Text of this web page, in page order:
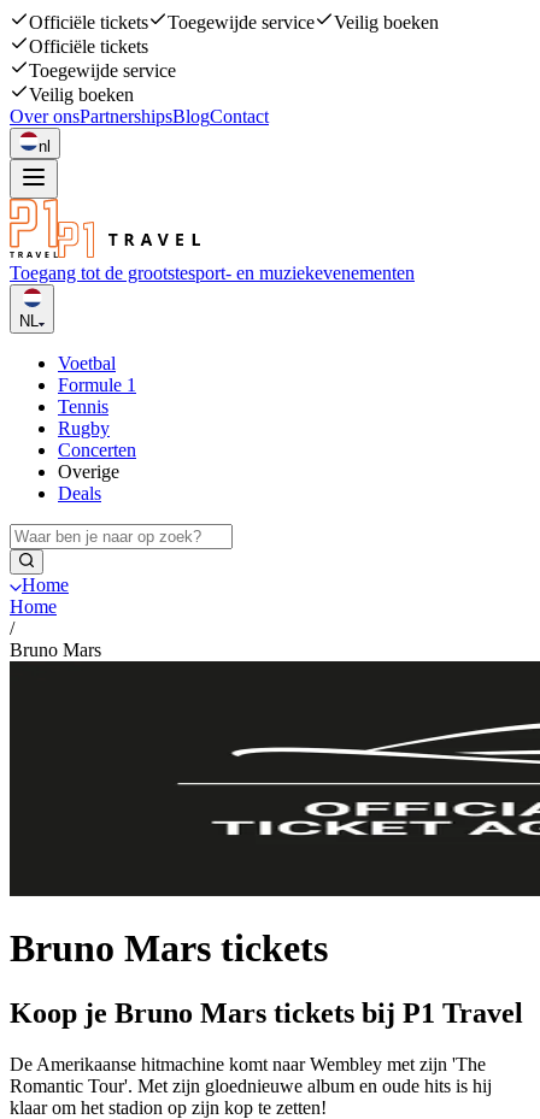
Officiële tickets Toegewijde service
Veilig boeken
Officiële tickets
Toegewijde service
Veilig boeken
Over onsPartnershipsBlogContact
nl
Toegang tot de grootstesport- en muziekevenementen
NL
Voetbal
Formule 1
Tennis
Rugby
Concerten
Overige
Deals
Home
Home
/
Bruno Mars
Bruno Mars tickets
Koop je Bruno Mars tickets bij P1 Travel
De Amerikaanse hitmachine komt naar Wembley met zijn 'The
Romantic Tour'. Met zijn gloednieuwe album en oude hits is hij
klaar om het stadion op zijn kop te zetten!